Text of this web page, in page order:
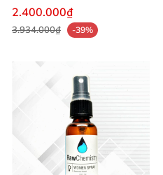
tăng hấp dẫn nhanh
2.400.000₫
3.934.000₫ -39%